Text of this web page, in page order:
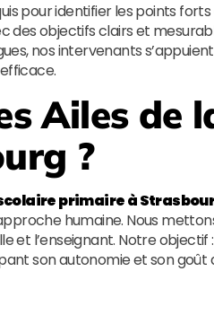
pour identifier les points forts
des objectifs clairs et
nos intervenants
Ailes de
?
primaire à
humaine. Nous
et l’enseignant. Notre
son autonomie et son goût